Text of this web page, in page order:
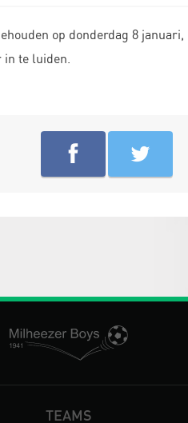
op donderdag 8 januari,
in te luiden.
TEAMS